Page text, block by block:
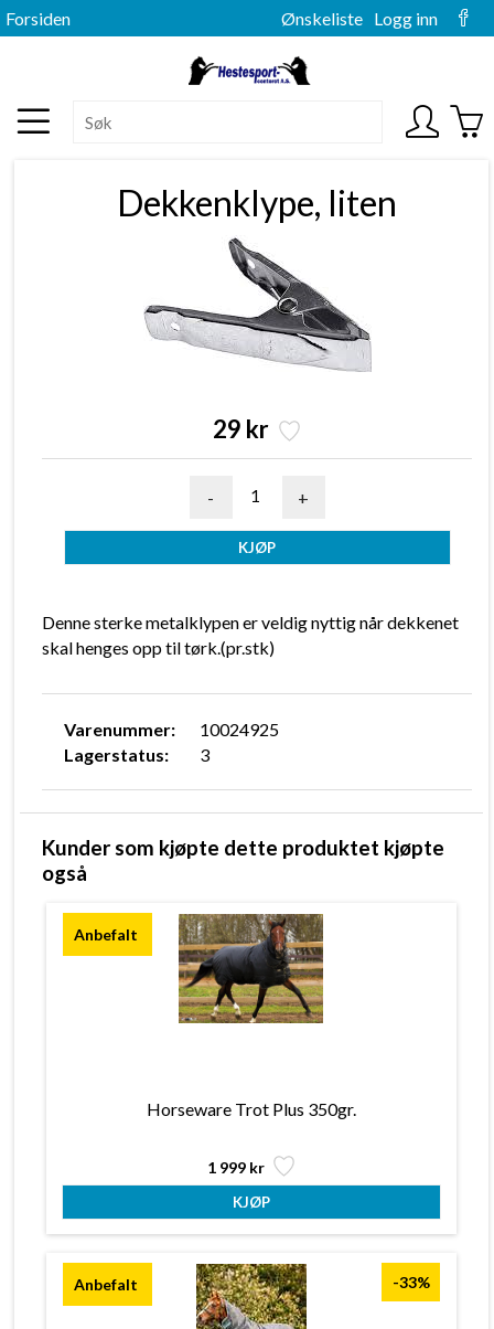
Forsiden Ønskeliste Logg inn
Dekkenklype, liten
29 kr
- +
Varenummer:
10024925
Lagerstatus:
3
Denne sterke metalklypen er veldig nyttig når dekkenet
skal henges opp til tørk.(pr.stk)
Kunder som kjøpte dette produktet kjøpte
også
Horseware Trot Plus 350gr.
1 999 kr
-33%